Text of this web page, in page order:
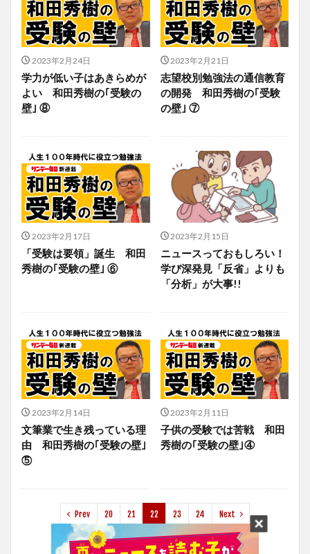
2023年2月24日
学力が低い子はあきらめが
よい 和田秀樹の｢受験の
壁｣ ⑧
2023年2月21日
志望校別勉強法の通信教育
の開発 和田秀樹の｢受験
の壁｣ ⑦
2023年2月17日
「受験は要領」誕生 和田
秀樹の｢受験の壁｣ ⑥
2023年2月15日
ニュースっておもしろい！
学び深発見「反省」よりも
「分析」が大事!!
2023年2月14日
文筆業で生き残っている理
由 和田秀樹の｢受験の壁｣
⑤
2023年2月11日
子供の受験では苦戦 和田
秀樹の｢受験の壁｣④
Prev 20 21 22 23 24 Next